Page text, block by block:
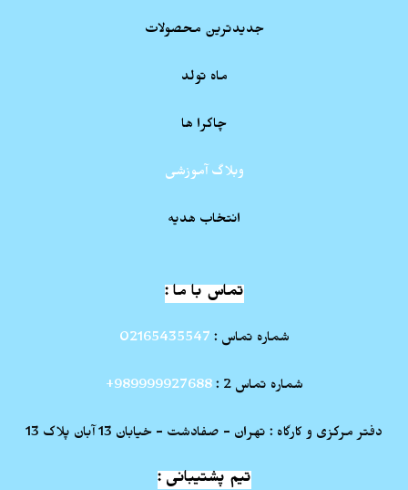
جدیدترین محصولات
ماه تولد
چاکرا ها
وبلاگ آموزشی
انتخاب هدیه
تماس با ما :
شماره تماس : 02165435547
شماره تماس 2 : 989999927688+
دفتر مرکزی و کارگاه : تهران - صفادشت - خیابان 13 آبان پلاک 13
تیم پشتیبانی :